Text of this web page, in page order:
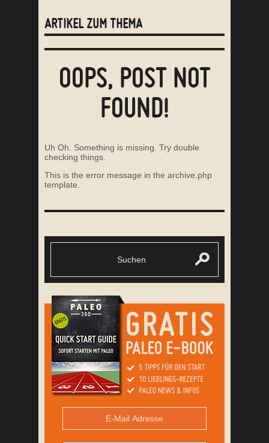
ARTIKEL ZUM THEMA
OOPS, POST NOT
FOUND!
Uh Oh. Something is missing. Try double
checking things.
This is the error message in the archive.php
template.